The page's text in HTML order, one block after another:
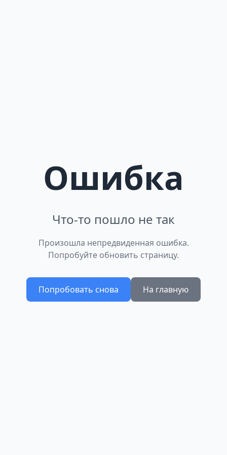
Ошибка
Что-то пошло не так
Произошла непредвиденная ошибка.
Попробуйте обновить страницу.
Попробовать снова На главную